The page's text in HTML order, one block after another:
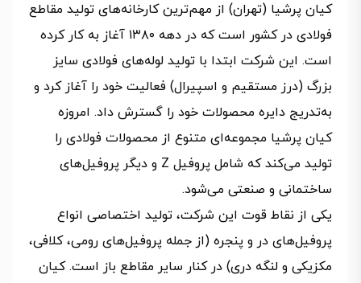
کیان پرشیا (تهران) از مهم‌ترین کارخانه‌های تولید مقاطع
فولادی در کشور است که در دهه ۱۳۸۰ آغاز به کار کرده
است. این شرکت ابتدا با تولید لوله‌های فولادی سایز
بزرگ (درز مستقیم و اسپیرال) فعالیت خود را آغاز کرد و
به‌تدریج دایره محصولات خود را گسترش داد. امروزه
کیان پرشیا مجموعه‌ای متنوع از محصولات فولادی را
تولید می‌کند که شامل پروفیل Z و دیگر پروفیل‌های
ساختمانی و صنعتی می‌شود.
یکی از نقاط قوت این شرکت، تولید اختصاصی انواع
پروفیل‌های در و پنجره (از جمله پروفیل‌های رومی، کلافی،
مکزیکی و لنگه دری) در کنار سایر مقاطع باز است. کیان